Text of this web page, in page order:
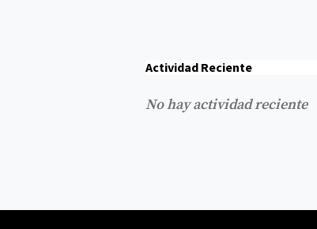
Actividad Reciente
No hay actividad reciente